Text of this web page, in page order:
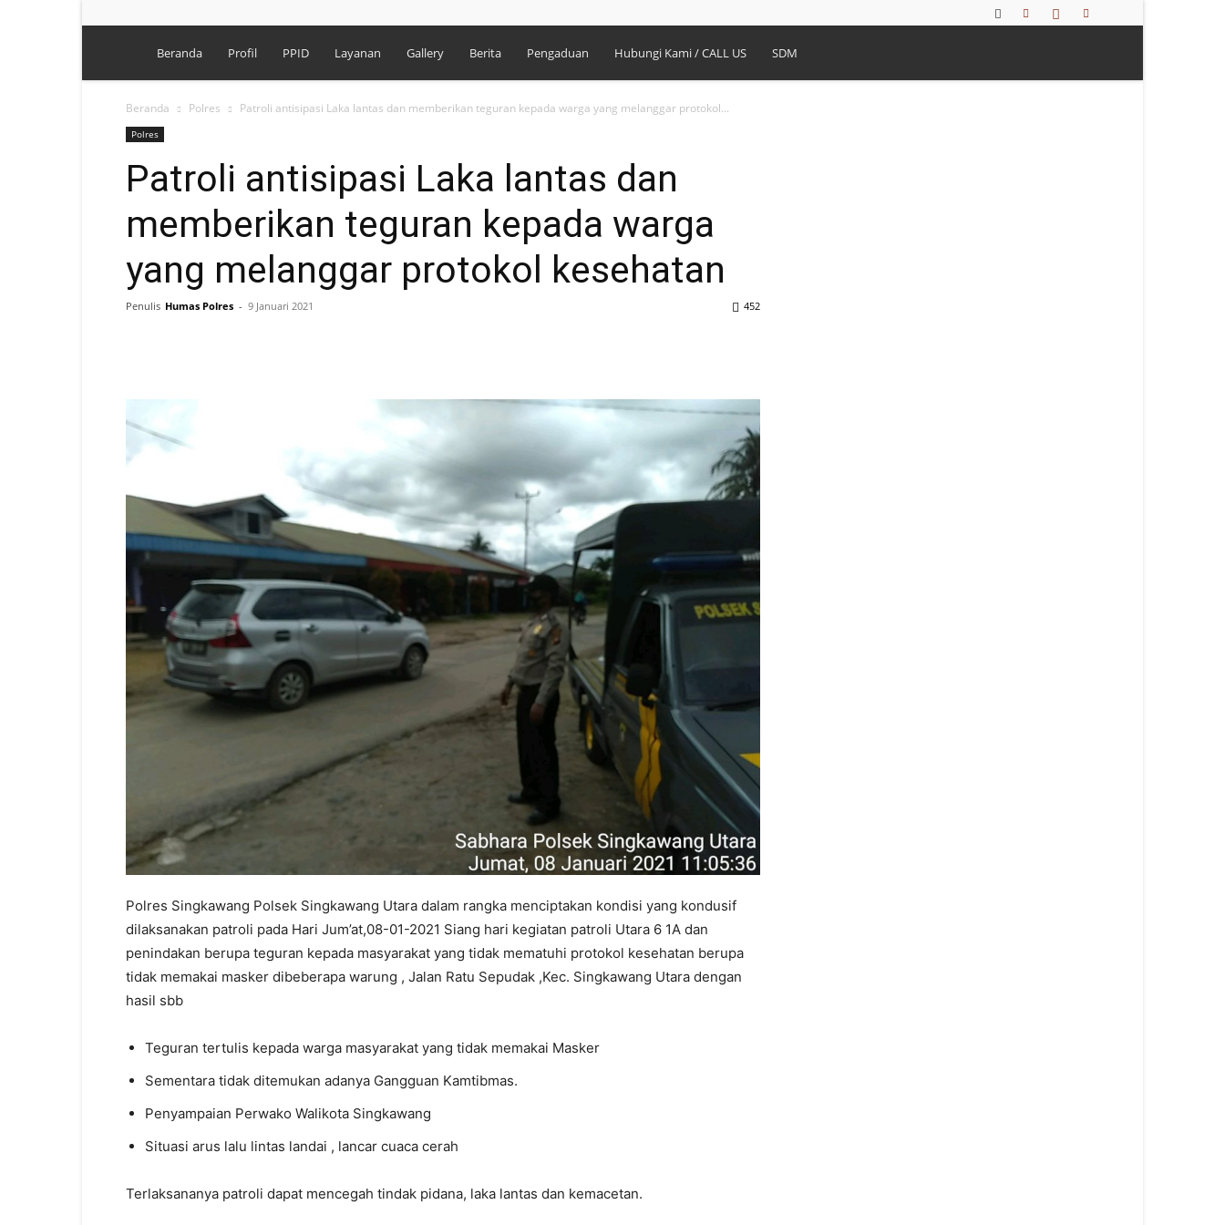
Polres
Singkawang
Beranda Profil PPID Layanan Gallery Berita Pengaduan Hubungi Kami / CALL US SDM
Beranda Polres Patroli antisipasi Laka lantas dan memberikan teguran kepada warga yang melanggar protokol...
Polres
Patroli antisipasi Laka lantas dan
memberikan teguran kepada warga
yang melanggar protokol kesehatan
Penulis Humas Polres - 9 Januari 2021 452
Polres Singkawang Polsek Singkawang Utara dalam rangka menciptakan kondisi yang kondusif
dilaksanakan patroli pada Hari Jum’at,08-01-2021 Siang hari kegiatan patroli Utara 6 1A dan
penindakan berupa teguran kepada masyarakat yang tidak mematuhi protokol kesehatan berupa
tidak memakai masker dibeberapa warung , Jalan Ratu Sepudak ,Kec. Singkawang Utara dengan
hasil sbb
Teguran tertulis kepada warga masyarakat yang tidak memakai Masker
Sementara tidak ditemukan adanya Gangguan Kamtibmas.
Penyampaian Perwako Walikota Singkawang
Situasi arus lalu lintas landai , lancar cuaca cerah
Terlaksananya patroli dapat mencegah tindak pidana, laka lantas dan kemacetan.